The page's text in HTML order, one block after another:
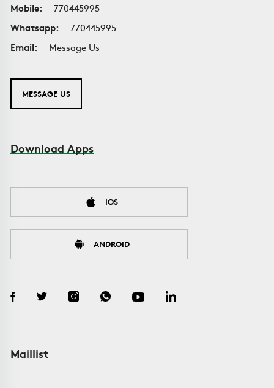
Mobile:
770445995
Whatsapp:
770445995
Email:
Message Us
MESSAGE US
Download Apps
IOS
ANDROID
Maillist